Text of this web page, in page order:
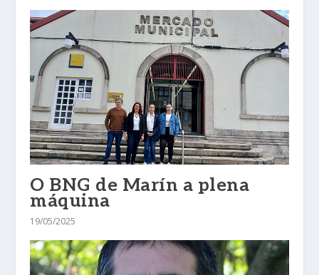
O BNG de Marín a plena
máquina
19/05/2025